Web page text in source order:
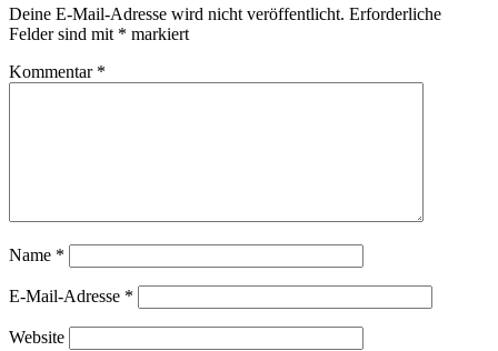
Deine E-Mail-Adresse wird nicht veröffentlicht. Erforderliche
Felder sind mit * markiert
Kommentar *
Name *
E-Mail-Adresse *
Website